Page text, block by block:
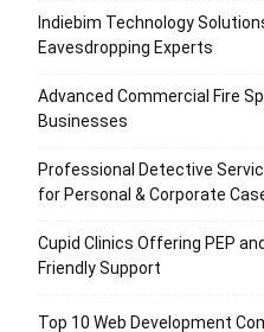
Indiebim Technology
Eavesdropping Experts
Advanced Commercial Fire
Businesses
Professional Detective
for Personal & Corporate
Cupid Clinics Offering PEP
Friendly Support
Top 10 Web Development